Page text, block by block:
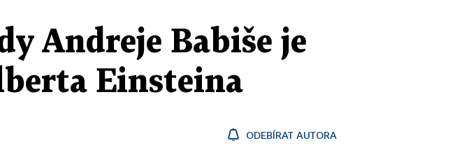
Andreje Babiše je
Einsteina
ODEBÍRAT AUTORA